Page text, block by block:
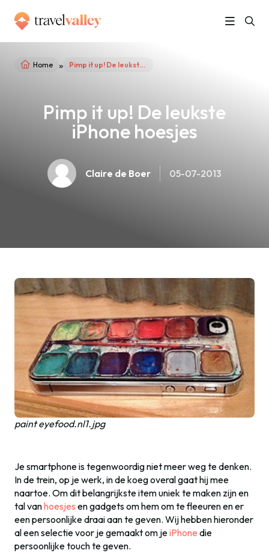
Home » Pimp it up! De leukste iPhone hoesjes
Pimp it up! De leukste
iPhone hoesjes
Claire de Boer 05-07-2013
paint eyefood.nl1.jpg
Je smartphone is tegenwoordig niet meer weg te denken.
In de trein, op je werk, in de koeg overal gaat hij mee
naartoe. Om dit belangrijkste item uniek te maken zijn en
tal vanhoesjes en gadgets om hem om te fleeuren en er
een persoonlijke draai aan te geven. Wij hebben hieronder
al een selectie voor je gemaakt om jeiPhone die
persoonlijke touch te geven.